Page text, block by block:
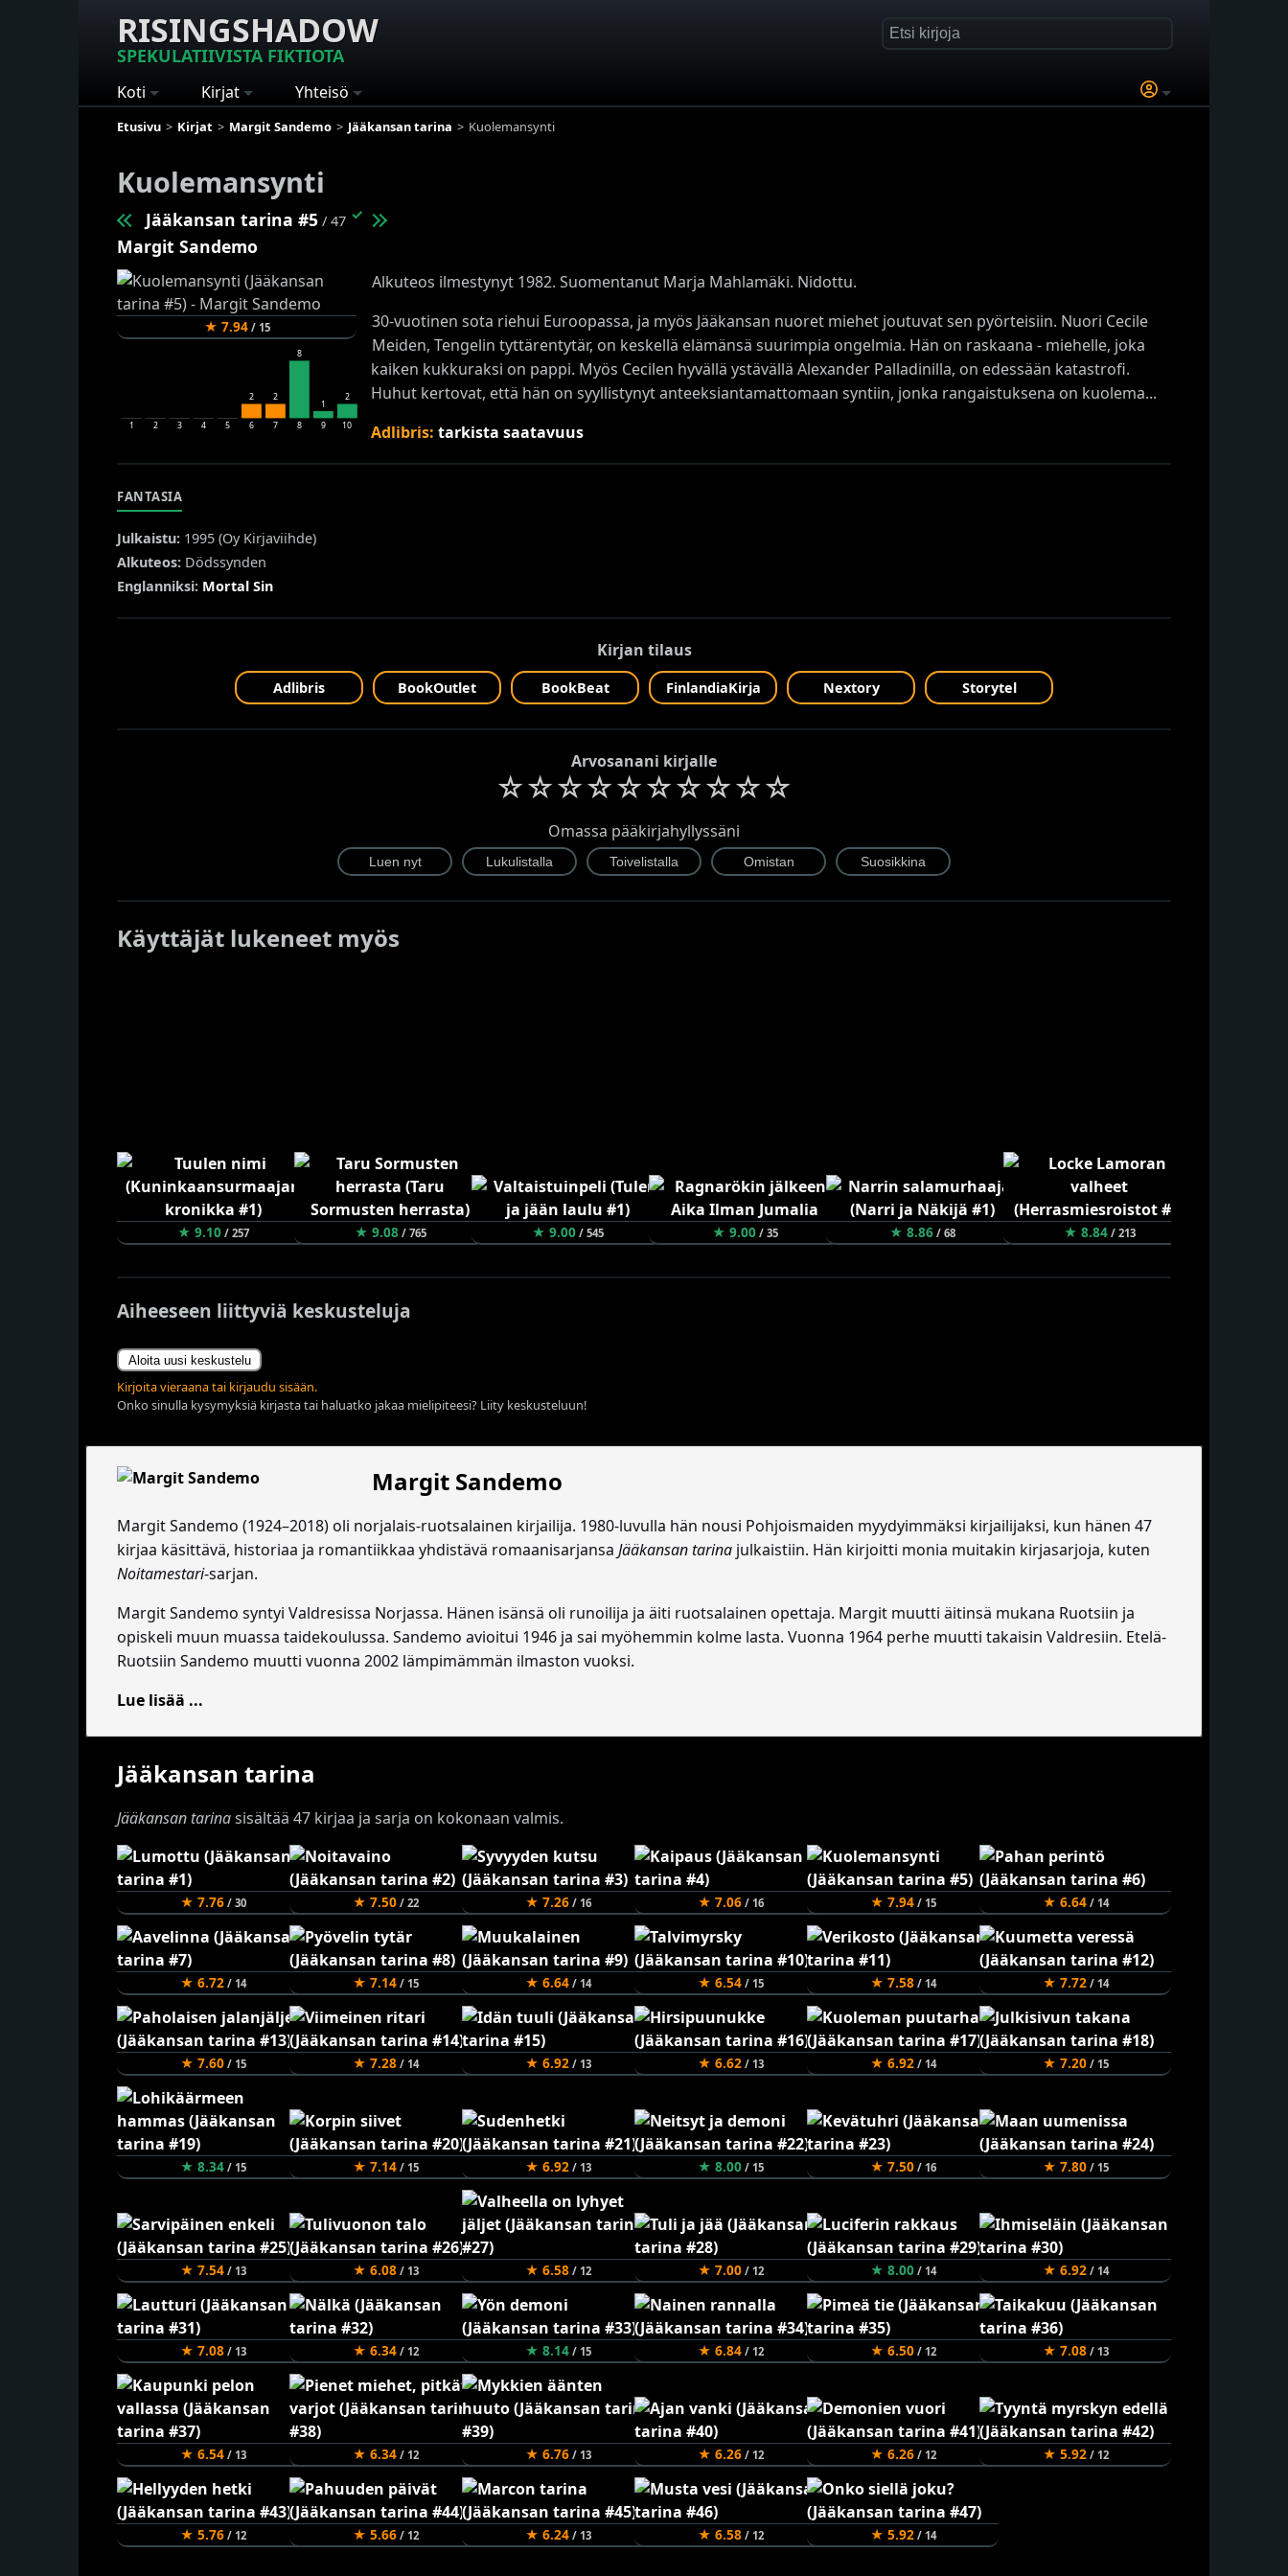
RISINGSHADOW
SPEKULATIIVISTA FIKTIOTA
Koti Kirjat Yhteisö
Etusivu Kirjat Margit Sandemo Jääkansan tarina Kuolemansynti
Kuolemansynti
Jääkansan tarina #5 / 47 ✓
Margit Sandemo
★ 7.94/ 15
1 2 3 4 5
2
6
2
7
8
8
1
9
2
10
Alkuteos ilmestynyt 1982. Suomentanut Marja Mahlamäki. Nidottu.
30-vuotinen sota riehui Euroopassa, ja myös Jääkansan nuoret miehet joutuvat sen pyörteisiin. Nuori Cecile
Meiden, Tengelin tyttärentytär, on keskellä elämänsä suurimpia ongelmia. Hän on raskaana - miehelle, joka
kaiken kukkuraksi on pappi. Myös Cecilen hyvällä ystävällä Alexander Palladinilla, on edessään katastrofi.
Huhut kertovat, että hän on syyllistynyt anteeksiantamattomaan syntiin, jonka rangaistuksena on kuolema...
Adlibris: tarkista saatavuus
FANTASIA
Julkaistu: 1995 (Oy Kirjaviihde)
Alkuteos: Dödssynden
Englanniksi: Mortal Sin
Kirjan tilaus
Adlibris BookOutlet BookBeat FinlandiaKirja Nextory Storytel
Arvosanani kirjalle
☆☆☆☆☆☆☆☆☆☆
Omassa pääkirjahyllyssäni
Käyttäjät lukeneet myös
★ 9.10/ 257 ★ 9.08/ 765 ★ 9.00/ 545 ★ 9.00/ 35 ★ 8.86/ 68 ★ 8.84/ 213
Aiheeseen liittyviä keskusteluja
Aloita uusi keskustelu
Kirjoita vieraana tai kirjaudu sisään.
Onko sinulla kysymyksiä kirjasta tai haluatko jakaa mielipiteesi? Liity keskusteluun!
Margit Sandemo
Margit Sandemo (1924–2018) oli norjalais-ruotsalainen kirjailija. 1980-luvulla hän nousi Pohjoismaiden myydyimmäksi kirjailijaksi, kun hänen 47
kirjaa käsittävä, historiaa ja romantiikkaa yhdistävä romaanisarjansa Jääkansan tarina julkaistiin. Hän kirjoitti monia muitakin kirjasarjoja, kuten
Noitamestari-sarjan.
Margit Sandemo syntyi Valdresissa Norjassa. Hänen isänsä oli runoilija ja äiti ruotsalainen opettaja. Margit muutti äitinsä mukana Ruotsiin ja
opiskeli muun muassa taidekoulussa. Sandemo avioitui 1946 ja sai myöhemmin kolme lasta. Vuonna 1964 perhe muutti takaisin Valdresiin. Etelä-
Ruotsiin Sandemo muutti vuonna 2002 lämpimämmän ilmaston vuoksi.
Lue lisää ...
Jääkansan tarina
Jääkansan tarinasisältää 47 kirjaa ja sarja on kokonaan valmis.
★ 7.76/ 30 ★ 7.50/ 22 ★ 7.26/ 16 ★ 7.06/ 16 ★ 7.94/ 15 ★ 6.64/ 14
★ 6.72/ 14 ★ 7.14/ 15 ★ 6.64/ 14 ★ 6.54/ 15 ★ 7.58/ 14 ★ 7.72/ 14
★ 7.60/ 15 ★ 7.28/ 14 ★ 6.92/ 13 ★ 6.62/ 13 ★ 6.92/ 14 ★ 7.20/ 15
★ 8.34/ 15 ★ 7.14/ 15 ★ 6.92/ 13 ★ 8.00/ 15 ★ 7.50/ 16 ★ 7.80/ 15
★ 7.54/ 13 ★ 6.08/ 13 ★ 6.58/ 12 ★ 7.00/ 12 ★ 8.00/ 14 ★ 6.92/ 14
★ 7.08/ 13 ★ 6.34/ 12 ★ 8.14/ 15 ★ 6.84/ 12 ★ 6.50/ 12 ★ 7.08/ 13
★ 6.54/ 13 ★ 6.34/ 12 ★ 6.76/ 13 ★ 6.26/ 12 ★ 6.26/ 12 ★ 5.92/ 12
★ 5.76/ 12 ★ 5.66/ 12 ★ 6.24/ 13 ★ 6.58/ 12 ★ 5.92/ 14